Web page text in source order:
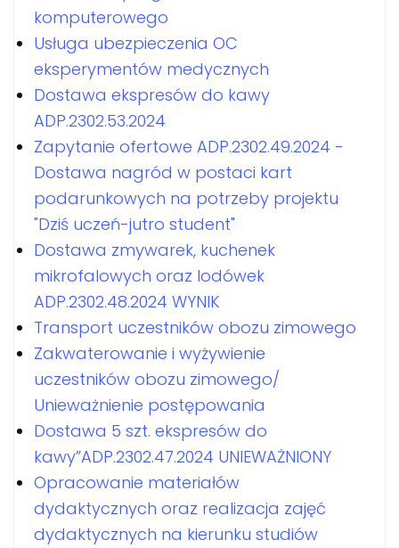
komputerowego
Usługa ubezpieczenia OC
eksperymentów medycznych
Dostawa ekspresów do kawy
ADP.2302.53.2024
Zapytanie ofertowe ADP.2302.49.2024 -
Dostawa nagród w postaci kart
podarunkowych na potrzeby projektu
"Dziś uczeń-jutro student"
Dostawa zmywarek, kuchenek
mikrofalowych oraz lodówek
ADP.2302.48.2024 WYNIK
Transport uczestników obozu zimowego
Zakwaterowanie i wyżywienie
uczestników obozu zimowego/
Unieważnienie postępowania
Dostawa 5 szt. ekspresów do
kawy”ADP.2302.47.2024 UNIEWAŻNIONY
Opracowanie materiałów
dydaktycznych oraz realizacja zajęć
dydaktycznych na kierunku studiów